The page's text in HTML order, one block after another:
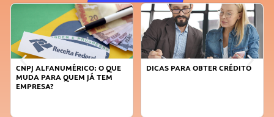
DICAS PARA OBTER CRÉDITO
FAÇA A DIFERENÇA: SEJA